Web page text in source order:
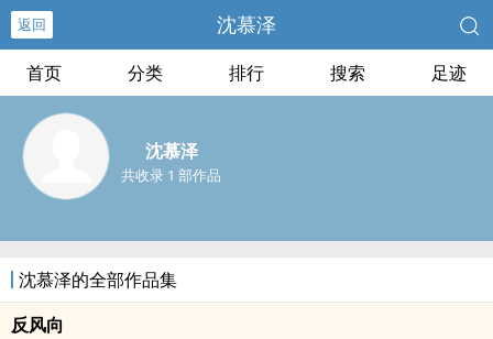
返回 沈慕泽
首页 分类 排行 搜索 足迹
沈慕泽
共收录 1 部作品
沈慕泽的全部作品集
反风向